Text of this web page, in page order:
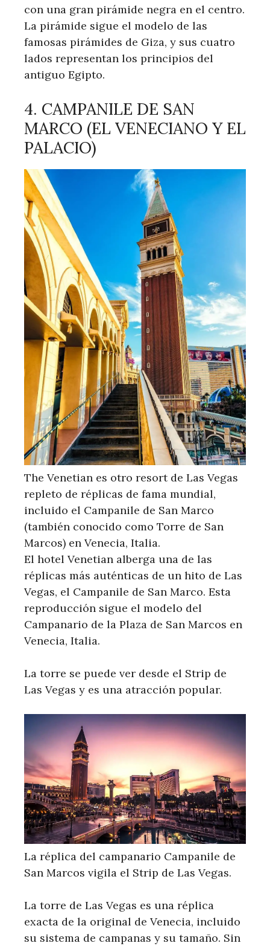
con una gran pirámide negra en el centro.
La pirámide sigue el modelo de las
famosas pirámides de Giza, y sus cuatro
lados representan los principios del
antiguo Egipto.
4. CAMPANILE DE SAN
MARCO (EL VENECIANO Y EL
PALACIO)
The Venetian es otro resort de Las Vegas
repleto de réplicas de fama mundial,
incluido el Campanile de San Marco
(también conocido como Torre de San
Marcos) en Venecia, Italia.
El hotel Venetian alberga una de las
réplicas más auténticas de un hito de Las
Vegas, el Campanile de San Marco. Esta
reproducción sigue el modelo del
Campanario de la Plaza de San Marcos en
Venecia, Italia.
La torre se puede ver desde el Strip de
Las Vegas y es una atracción popular.
La réplica del campanario Campanile de
San Marcos vigila el Strip de Las Vegas.
La torre de Las Vegas es una réplica
exacta de la original de Venecia, incluido
su sistema de campanas y su tamaño. Sin